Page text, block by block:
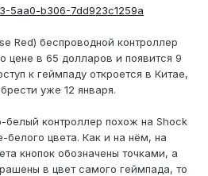
Red) беспроводной контроллер
цене в 65 долларов и появится 9
к геймпаду откроется в Китае,
уже 12 января.
контроллер похож на Shock
цвета. Как и на нём, на
кнопок обозначены точками, а
в цвет самого геймпада, то